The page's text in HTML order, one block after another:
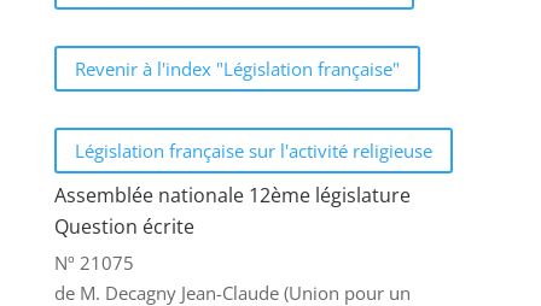
Revenir à l'index "Législation française"
Législation française sur l'activité religieuse
Assemblée nationale 12ème législature
Question écrite
Nº 21075
de M. Decagny Jean-Claude (Union pour un